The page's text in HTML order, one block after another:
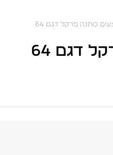
כותנה פרקל דגם 64
דגם 64